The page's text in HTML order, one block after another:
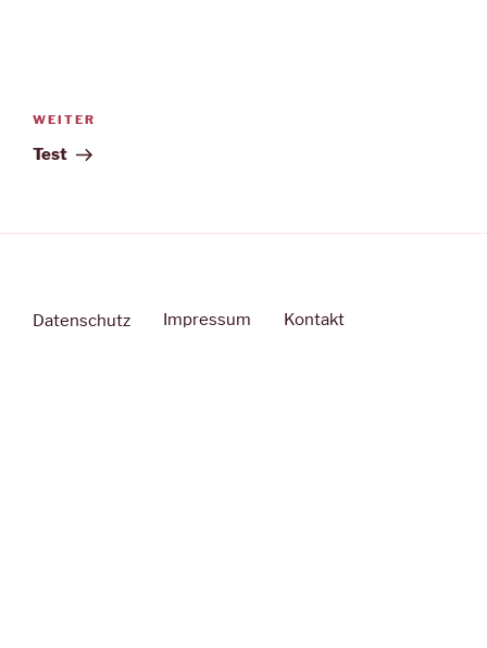
Nächster
Beitrag
WEITER
Test
Datenschutz Impressum Kontakt